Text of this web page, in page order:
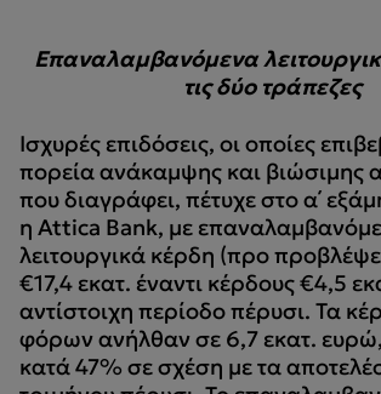
Επαναλαμβανόμενα
τις δύο τράπεζες
Ισχυρές επιδόσεις, οι οποίες
πορεία ανάκαμψης και βιώσιμης
που διαγράφει, πέτυχε στο α΄
η Attica Bank, με
λειτουργικά κέρδη (προ
€17,4 εκατ. έναντι κέρδους €4,5
αντίστοιχη περίοδο πέρυσι. Τα
φόρων ανήλθαν σε 6,7 εκατ.
κατά 47% σε σχέση με τα